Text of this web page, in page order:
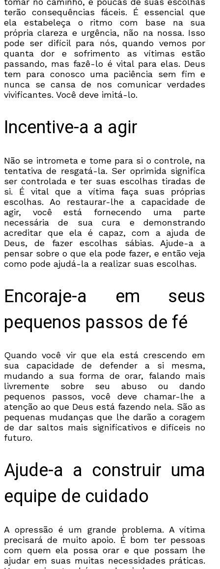
terão consequências fáceis. É essencial que
ela estabeleça o ritmo com base na sua
própria clareza e urgência, não na nossa. Isso
pode ser difícil para nós, quando vemos por
quanta dor e sofrimento as vítimas estão
passando, mas fazê-lo é vital para elas. Deus
tem para conosco uma paciência sem fim e
nunca se cansa de nos comunicar verdades
vivificantes. Você deve imitá-lo.
Incentive-a a agir
Não se intrometa e tome para si o controle, na
tentativa de resgatá-la. Ser oprimida significa
ser controlada e ter suas escolhas tiradas de
si. É vital que a vítima faça suas próprias
escolhas. Ao restaurar-lhe a capacidade de
agir, você está fornecendo uma parte
necessária de sua cura e demonstrando
acreditar que ela é capaz, com a ajuda de
Deus, de fazer escolhas sábias. Ajude-a a
pensar sobre o que ela pode fazer, e então veja
como pode ajudá-la a realizar suas escolhas.
Encoraje-a em seus
pequenos passos de fé
Quando você vir que ela está crescendo em
sua capacidade de defender a si mesma,
mudando a sua forma de orar, falando mais
livremente sobre seu abuso ou dando
pequenos passos, você deve chamar-lhe a
atenção ao que Deus está fazendo nela. São as
pequenas mudanças que lhe darão a coragem
de dar saltos mais significativos e difíceis no
futuro.
Ajude-a a construir uma
equipe de cuidado
A opressão é um grande problema. A vítima
precisará de muito apoio. É bom ter pessoas
com quem ela possa orar e que possam lhe
ajudar em suas muitas necessidades práticas.